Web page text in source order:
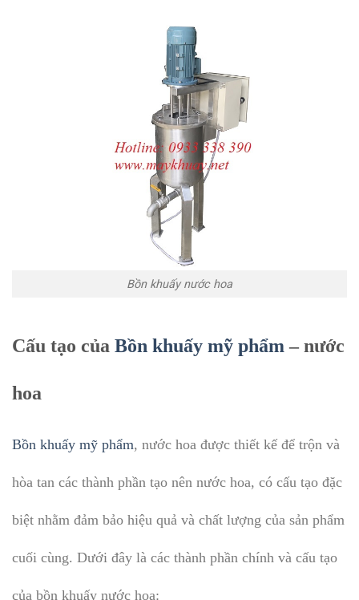
Bồn khuấy nước hoa
Cấu tạo của Bồn khuấy mỹ phẩm– nước
hoa
Bồn khuấy mỹ phẩm, nước hoa được thiết kế để trộn và
hòa tan các thành phần tạo nên nước hoa, có cấu tạo đặc
biệt nhằm đảm bảo hiệu quả và chất lượng của sản phẩm
cuối cùng. Dưới đây là các thành phần chính và cấu tạo
của bồn khuấy nước hoa: